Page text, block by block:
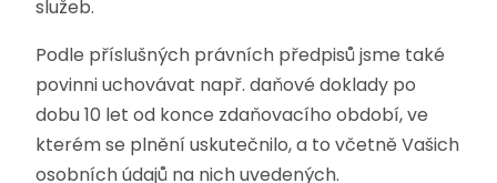
služeb.
Podle příslušných právních předpisů jsme také
povinni uchovávat např. daňové doklady po
dobu 10 let od konce zdaňovacího období, ve
kterém se plnění uskutečnilo, a to včetně Vašich
osobních údajů na nich uvedených.